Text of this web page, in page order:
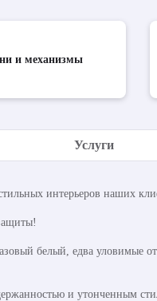
и механизмы
Услуги
интерьеров наших
белый, едва уловимые
и утонченным